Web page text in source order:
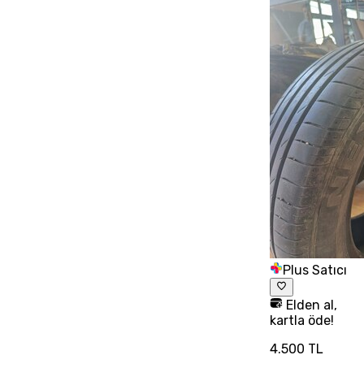
Plus Satıcı
Elden al,
kartla öde!
4.500 TL